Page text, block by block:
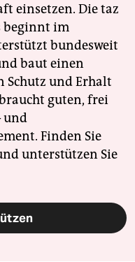
einsetzen. Die taz
beginnt im
bundesweit
baut einen
Schutz und Erhalt
guten, frei
und
Finden Sie
unterstützen Sie